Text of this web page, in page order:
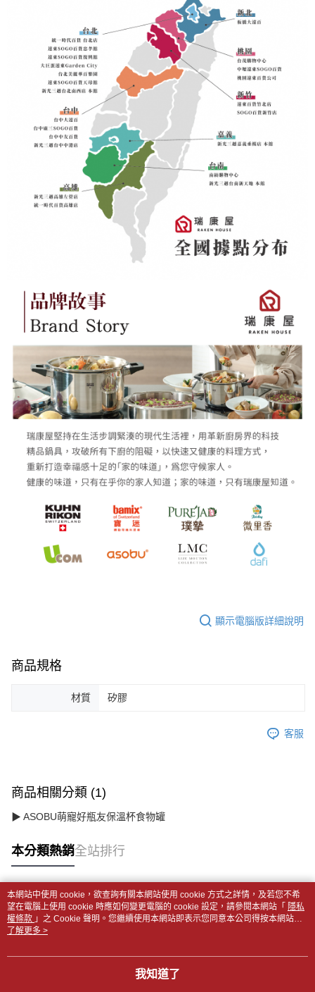
顯示電腦版詳細說明
商品規格
材質 矽膠
客服
商品相關分類 (1)
▶ ASOBU萌寵好瓶友保溫杯食物罐
本分類熱銷全站排行
熱門標籤
本網站中使用 cookie，欲查詢有關本網站使用 cookie 方式之詳情，及若您不希
望在電腦上使用 cookie 時應如何變更電腦的 cookie 設定，請參閱本網站「 隱私
權條款 」之 Cookie 聲明。您繼續使用本網站即表示您同意本公司得按本網站使
用條款之 Cookie 聲明使用 cookie。
了解更多 >
我知道了